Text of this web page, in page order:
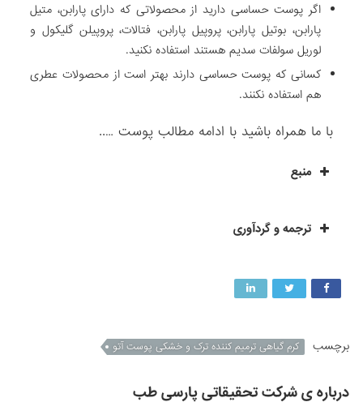
اگر پوست حساسی دارید از محصولاتی که دارای پارابن، متیل
پارابن، بوتیل پارابن، پروپیل پارابن، فتالات، پروپیلن گلیکول و
لوریل سولفات سدیم هستند استفاده نکنید.
کسانی که پوست حساسی دارند بهتر است از محصولات عطری
هم استفاده نکنند.
با ما همراه باشید با ادامه مطالب پوست …..
منبع
ترجمه و گردآوری
برچسب کرم گیاهی ترمیم کننده ترک و خشکی پوست آتو
درباره ی شرکت تحقیقاتی پارسی طب